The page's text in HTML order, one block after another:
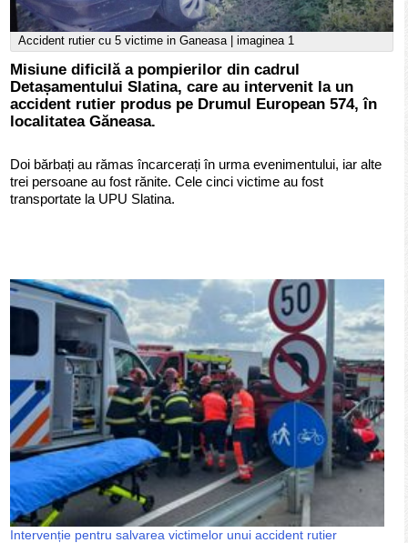
Accident rutier cu 5 victime in Ganeasa | imaginea 1
Misiune dificilă a pompierilor din cadrul
Detașamentului Slatina, care au intervenit la un
accident rutier produs pe Drumul European 574, în
localitatea Găneasa.
Doi bărbați au rămas încarcerați în urma evenimentului, iar alte
trei persoane au fost rănite. Cele cinci victime au fost
transportate la UPU Slatina.
Intervenție pentru salvarea victimelor unui accident rutier